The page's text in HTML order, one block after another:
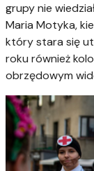
grupy nie
Maria Motyka,
który stara się
roku również
obrzędowym